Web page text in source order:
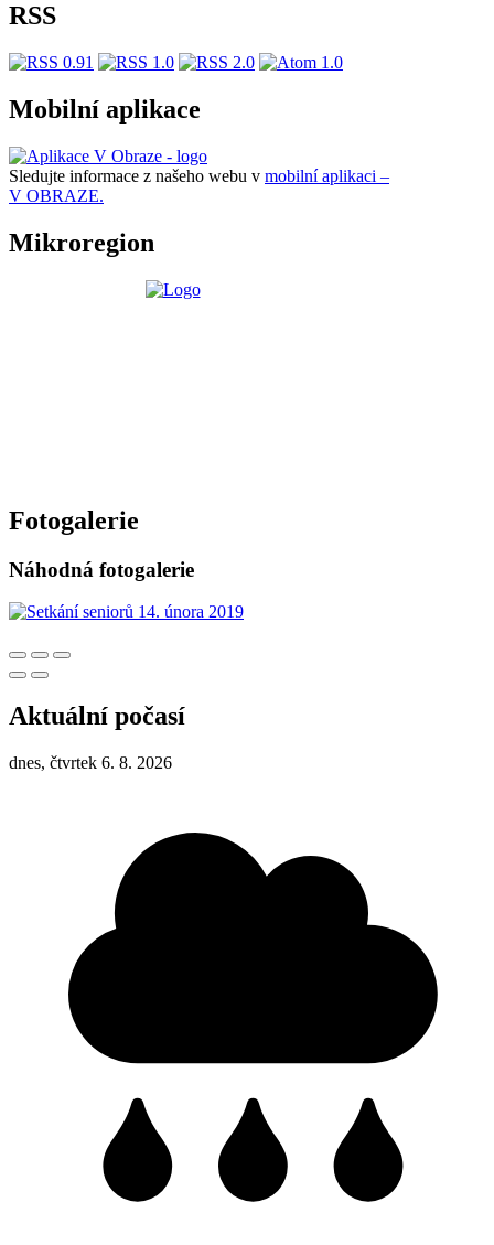
RSS
Mobilní aplikace
Sledujte informace z našeho webu v mobilní aplikaci –
V OBRAZE.
Mikroregion
Fotogalerie
Náhodná fotogalerie
Aktuální počasí
dnes, čtvrtek 6. 8. 2026